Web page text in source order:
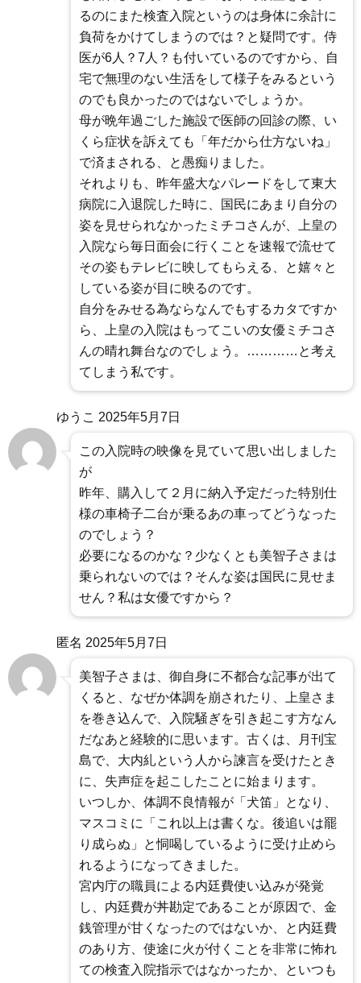
るのにまた検査入院というのは身体に余計に
負荷をかけてしまうのでは？と疑問です。侍
医が6人？7人？も付いているのですから、自
宅で無理のない生活をして様子をみるという
のでも良かったのではないでしょうか。
母が晩年過ごした施設で医師の回診の際、い
くら症状を訴えても「年だから仕方ないね」
で済まされる、と愚痴りました。
それよりも、昨年盛大なパレードをして東大
病院に入退院した時に、国民にあまり自分の
姿を見せられなかったミチコさんが、上皇の
入院なら毎日面会に行くことを速報で流せて
その姿もテレビに映してもらえる、と嬉々と
している姿が目に映るのです。
自分をみせる為ならなんでもするカタですか
ら、上皇の入院はもってこいの女優ミチコさ
んの晴れ舞台なのでしょう。…………と考え
てしまう私です。
ゆうこ 2025年5月7日
この入院時の映像を見ていて思い出しました
が
昨年、購入して２月に納入予定だった特別仕
様の車椅子二台が乗るあの車ってどうなった
のでしょう？
必要になるのかな？少なくとも美智子さまは
乗られないのでは？そんな姿は国民に見せま
せん？私は女優ですから？
匿名 2025年5月7日
美智子さまは、御自身に不都合な記事が出て
くると、なぜか体調を崩されたり、上皇さま
を巻き込んで、入院騒ぎを引き起こす方なん
だなあと経験的に思います。古くは、月刊宝
島で、大内糺という人から諫言を受けたとき
に、失声症を起こしたことに始まります。
いつしか、体調不良情報が「犬笛」となり、
マスコミに「これ以上は書くな。後追いは罷
り成らぬ」と恫喝しているように受け止めら
れるようになってきました。
宮内庁の職員による内廷費使い込みが発覚
し、内廷費が丼勘定であることが原因で、金
銭管理が甘くなったのではないか、と内廷費
のあり方、使途に火が付くことを非常に怖れ
ての検査入院指示ではなかったか、といつも